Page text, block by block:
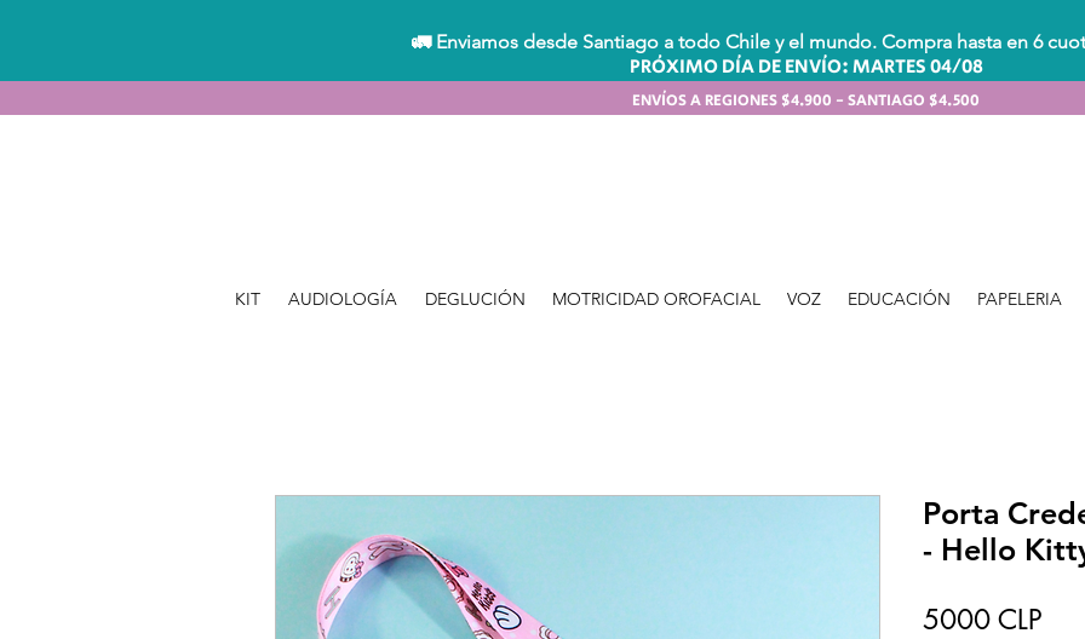
🚛 Enviamos desde Santiago a todo Chile y el mundo. Compra hasta en 6
PRÓXIMO DÍA DE ENVÍO: MARTES 04/08
ENVÍOS A REGIONES $4.900 - SANTIAGO $4.500
KIT AUDIOLOGÍA DEGLUCIÓN MOTRICIDAD OROFACIAL VOZ EDUCACIÓN PAPELERIA
Porta
- Hello
5000 CLP